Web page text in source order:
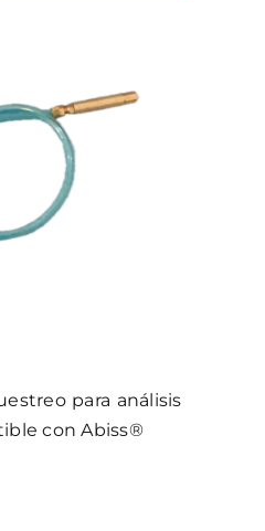
para análisis
con Abiss®